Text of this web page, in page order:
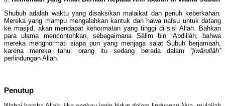
Shubuh adalah waktu yang disaksikan malaikat dan penuh keberkahan.
Mereka yang mampu mengalahkan kantuk dan hawa nafsu untuk datang
ke masjid, akan mendapat kehormatan yang tinggi di sisi Allah. Bahkan
para ulama mencontohkan, sebagaimana Sālim bin ‘Abdillāh, bahwa
mereka menghormati siapa pun yang menjaga salat Subuh berjamaah,
karena mereka tahu: orang itu sedang berada dalam “jiwārullāh”
perlindungan Allah.
Penutup